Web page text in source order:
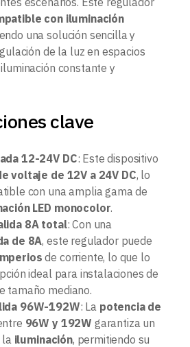
con iluminación
una solución sencilla y
de la luz en espacios
constante y
clave
12-24V DC: Este dispositivo
voltaje de 12V a 24V DC, lo
con una amplia gama de
LED monocolor.
8A total: Con una
de 8A, este regulador puede
de corriente, lo que lo
ideal para instalaciones de
tamaño mediano.
96W-192W: La potencia de
96W y 192W garantiza un
iluminación, permitiendo su